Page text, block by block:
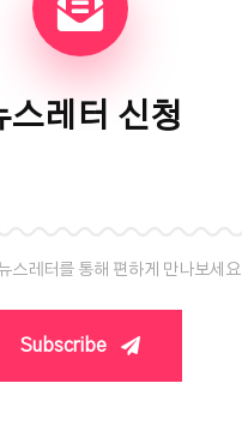
스레터 신청
스레터를 통해 편하게 만나보세요
Subscribe